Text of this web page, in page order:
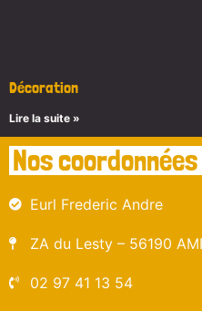
Décoration
Lire la suite »
Nos coordonnées
Eurl Frederic Andre
ZA du Lesty – 56190
02 97 41 13 54